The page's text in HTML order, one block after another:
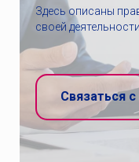
Здесь описаны
своей деятельности
Связаться